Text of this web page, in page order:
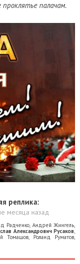
палачам.
реплика:
месяца назад
Радченко Андрей Жингель
Александрович Русаков
Томашов Роланд Руматов